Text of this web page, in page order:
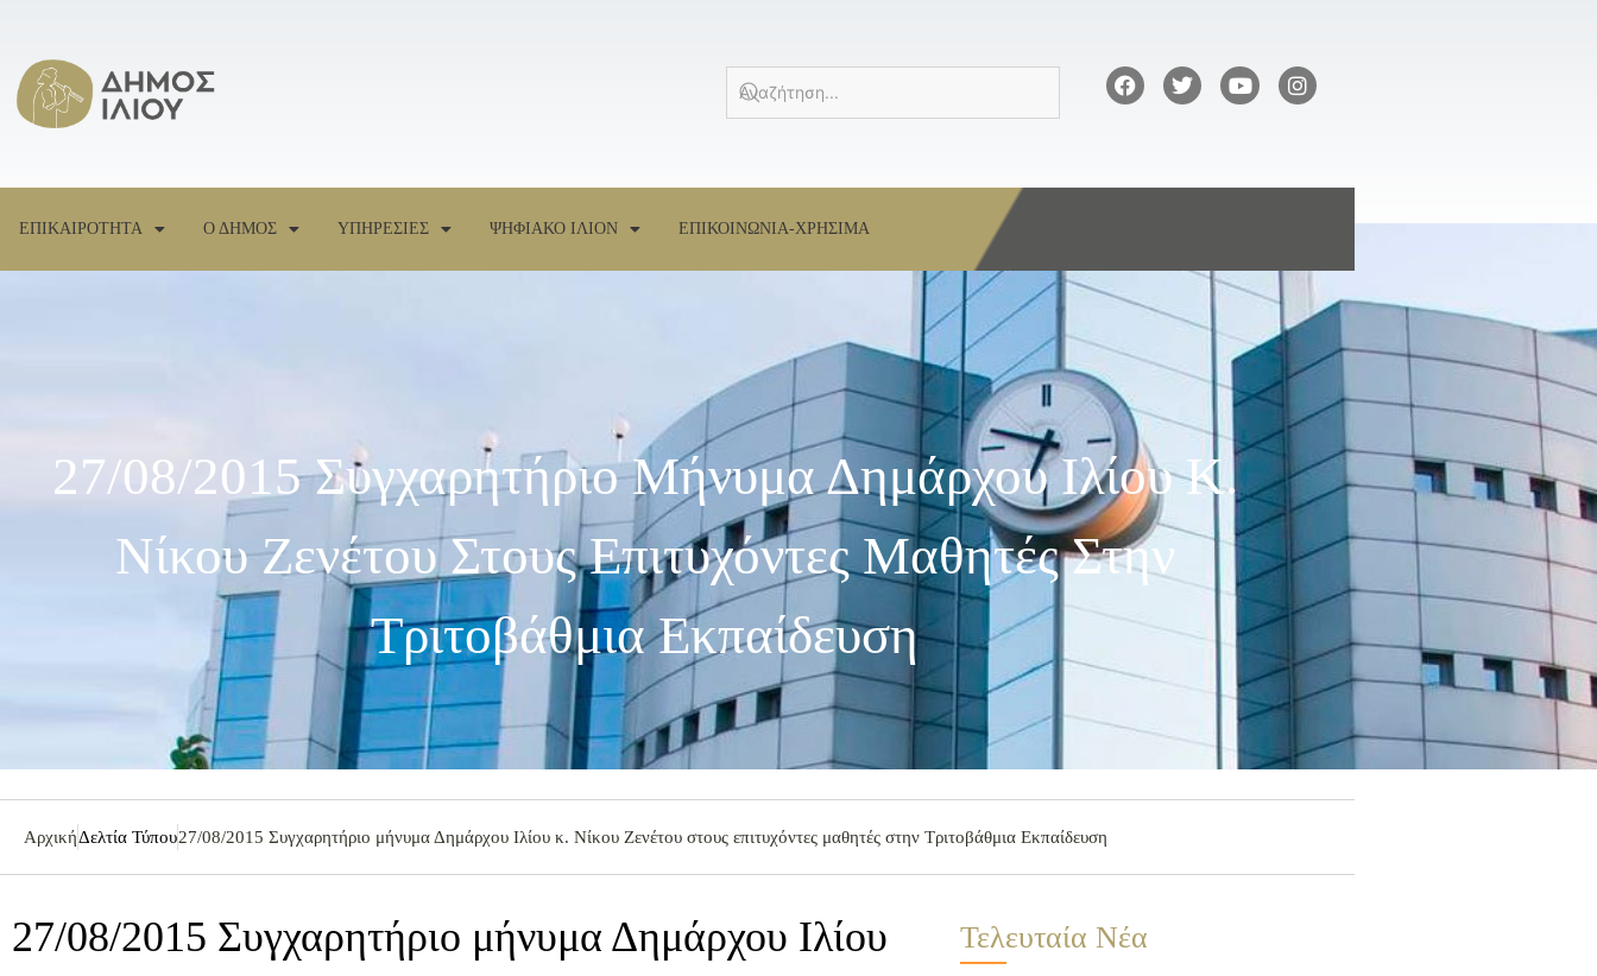
ΕΠΙΚΑΙΡΟΤΗΤΑ Ο ΔΗΜΟΣ ΥΠΗΡΕΣΙΕΣ ΨΗΦΙΑΚΟ ΙΛΙΟΝ ΕΠΙΚΟΙΝΩΝΙΑ-ΧΡΗΣΙΜΑ
27/08/2015 Συγχαρητήριο Μήνυμα Δημάρχου Ιλίου Κ.
Νίκου Ζενέτου Στους Επιτυχόντες Μαθητές Στην
Τριτοβάθμια Εκπαίδευση
ΑρχικήΔελτία Τύπου27/08/2015 Συγχαρητήριο μήνυμα Δημάρχου Ιλίου κ. Νίκου Ζενέτου στους επιτυχόντες μαθητές στην Τριτοβάθμια Εκπαίδευση
27/08/2015 Συγχαρητήριο μήνυμα Δημάρχου Ιλίου
Τελευταία Νέα